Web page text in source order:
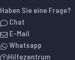
Haben Sie eine Frage?
Chat
E-Mail
Whatsapp
Hilfezentrum